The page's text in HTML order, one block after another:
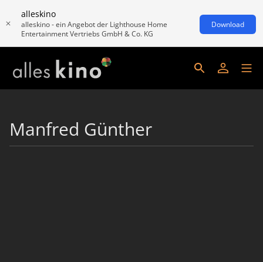
alleskino
alleskino - ein Angebot der Lighthouse Home
Entertainment Vertriebs GmbH & Co. KG
Download
Manfred Günther